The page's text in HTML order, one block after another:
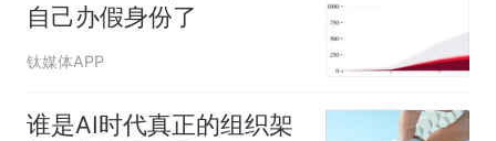
自己办假身份了
钛媒体APP
谁是AI时代真正的组织架